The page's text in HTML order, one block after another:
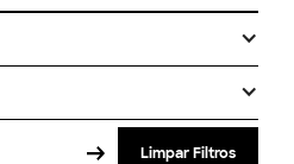
Limpar Filtros